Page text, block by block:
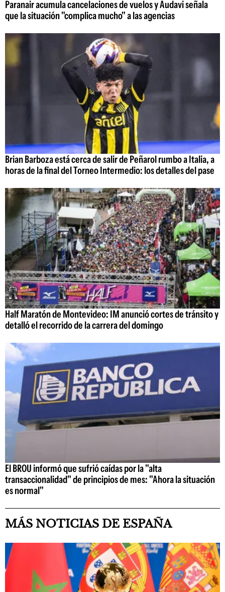
Paranair acumula cancelaciones de vuelos y Audavi señala
que la situación "complica mucho" a las agencias
Brian Barboza está cerca de salir de Peñarol rumbo a Italia, a
horas de la final del Torneo Intermedio: los detalles del pase
Half Maratón de Montevideo: IM anunció cortes de tránsito y
detalló el recorrido de la carrera del domingo
El BROU informó que sufrió caídas por la "alta
transaccionalidad" de principios de mes: "Ahora la situación
es normal"
MÁS NOTICIAS DE ESPAÑA